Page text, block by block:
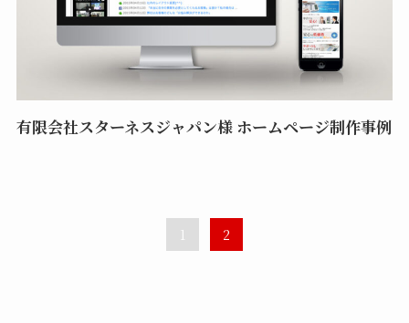
有限会社スターネスジャパン様 ホームページ制作事例
1 2